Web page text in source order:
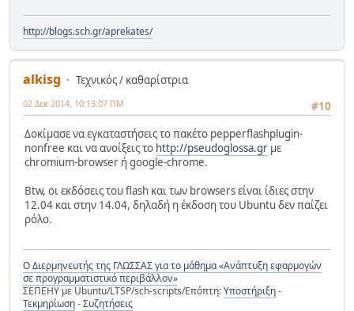
http://blogs.sch.gr/aprekates/
alkisg
Τεχνικός / καθαρίστρια
#10
02 Δεκ 2014, 10:13:07 ΠΜ
Δοκίμασε να εγκαταστήσεις το πακέτο pepperflashplugin-
nonfree και να ανοίξεις το http://pseudoglossa.gr με
chromium-browser ή google-chrome.
Btw, οι εκδόσεις του flash και των browsers είναι ίδιες στην
12.04 και στην 14.04, δηλαδή η έκδοση του Ubuntu δεν παίζει
ρόλο.
Ο Διερμηνευτής της ΓΛΩΣΣΑΣ για το μάθημα «Ανάπτυξη εφαρμογών
σε προγραμματιστικό περιβάλλον»
ΣΕΠΕΗΥ με Ubuntu/LTSP/sch-scripts/Επόπτη:Υποστήριξη-
Τεκμηρίωση-Συζητήσεις